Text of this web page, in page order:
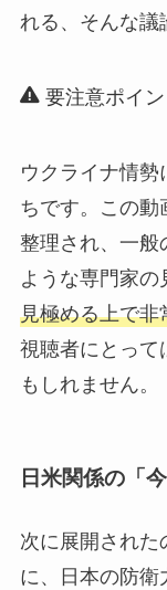
れる、そんな議
要注意ポイン
ウクライナ情
ちです。この動
整理され、一般
ような専門家の
見極める上で非
視聴者にとって
もしれません。
日米関係の「
次に展開された
に、日本の防衛